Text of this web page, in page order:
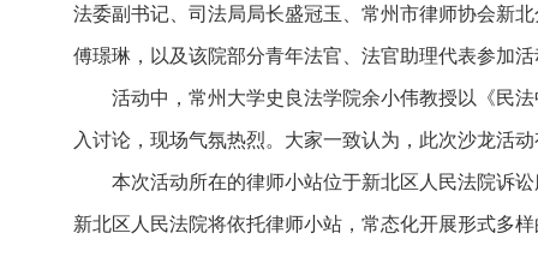
法委副书记、司法局局长盛冠玉、常州市律师协会新
傅璟琳，以及该院部分青年法官、法官助理代表参加
活动中，常州大学史良法学院余小伟教授以《民
入讨论，现场气氛热烈。大家一致认为，此次沙龙活
本次活动所在的律师小站位于新北区人民法院诉
新北区人民法院将依托律师小站，常态化开展形式多